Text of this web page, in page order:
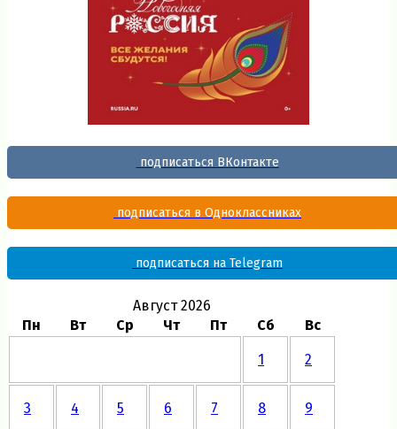
подписаться ВКонтакте
подписаться в Одноклассниках
подписаться на Telegram
Август 2026
Пн
Вт Ср Чт Пт Сб Вс
1 2
3 4 5 6 7 8 9